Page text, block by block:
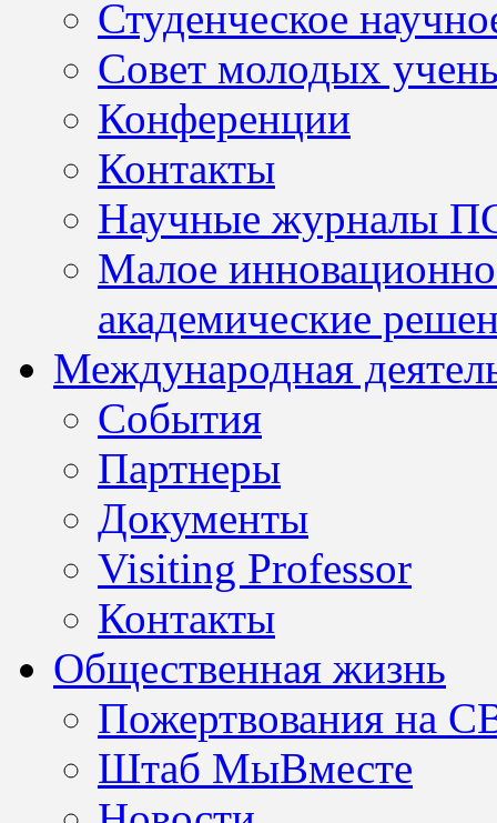
Студенческое
Совет молодых
Конференции
Контакты
Научные журналы
Малое
академические
Международная
События
Партнеры
Документы
Visiting Professor
Контакты
Общественная жизнь
Пожертвования на
Штаб МыВместе